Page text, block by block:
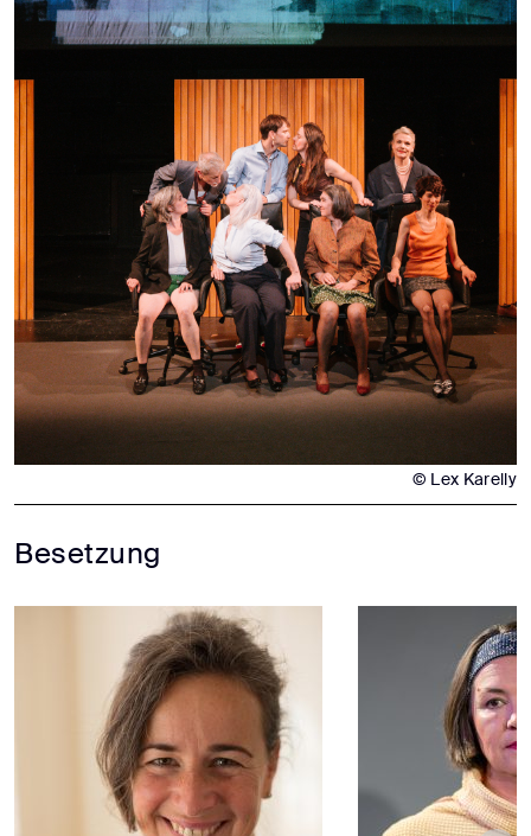
© Lex Karelly
Besetzung